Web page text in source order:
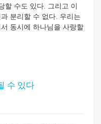
할 수도 있다. 그리고 이
분리할 수 없다. 우리는
동시에 하나님을 사랑할
수 있다